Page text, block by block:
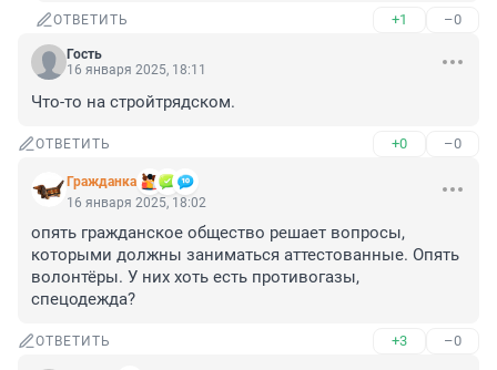
ОТВЕТИТЬ +1 –0
Гость
16 января 2025, 18:11
Что-то на стройтрядском.
ОТВЕТИТЬ +0 –0
Гражданкa
16 января 2025, 18:02
опять гражданское общество решает вопросы,
которыми должны заниматься аттестованные. Опять
волонтёры. У них хоть есть противогазы,
спецодежда?
ОТВЕТИТЬ +3 –0